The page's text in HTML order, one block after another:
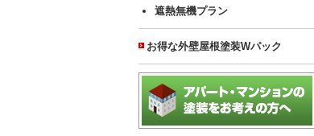
遮熱無機プラン
お得な外壁屋根塗装Wパック